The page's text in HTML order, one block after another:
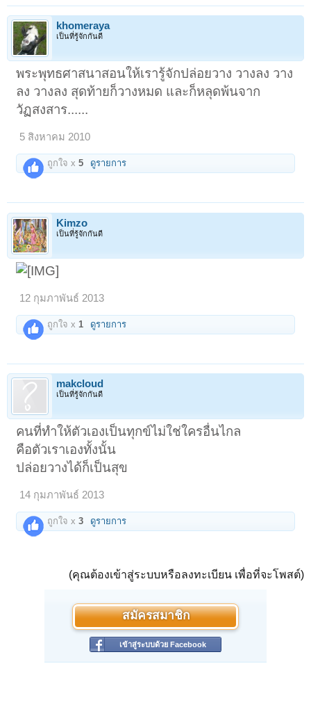
khomeraya
เป็นที่รู้จักกันดี
พระพุทธศาสนาสอนให้เรารู้จักปล่อยวาง วางลง วาง
ลง วางลง สุดท้ายก็วางหมด และก็หลุดพ้นจาก
วัฏสงสาร......
5 สิงหาคม 2010
ถูกใจ x5 ดูรายการ
Kimzo
เป็นที่รู้จักกันดี
12 กุมภาพันธ์ 2013
ถูกใจ x 1 ดูรายการ
makcloud
เป็นที่รู้จักกันดี
คนที่ทำให้ตัวเองเป็นทุกข์ไม่ใช่ใครอื่นไกล
คือตัวเราเองทั้งนั้น
ปล่อยวางได้ก็เป็นสุข
14 กุมภาพันธ์ 2013
ถูกใจ x3 ดูรายการ
(คุณต้องเข้าสู่ระบบหรือลงทะเบียน เพื่อที่จะโพสต์)
สมัครสมาชิก
เข้าสู่ระบบด้วย Facebook